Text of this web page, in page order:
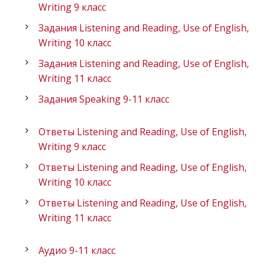
Writing 9 класс
Задания Listening and Reading, Use of English,
Writing 10 класс
Задания Listening and Reading, Use of English,
Writing 11 класс
Задания Speaking 9-11 класс
Ответы Listening and Reading, Use of English,
Writing 9 класс
Ответы Listening and Reading, Use of English,
Writing 10 класс
Ответы Listening and Reading, Use of English,
Writing 11 класс
Аудио 9-11 класс